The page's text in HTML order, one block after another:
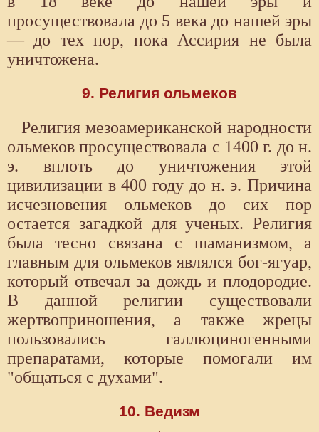
просуществовала до 5 века до нашей эры
— до тех пор, пока Ассирия не была
уничтожена.
9. Религия ольмеков
Религия мезоамериканской народности
ольмеков просуществовала с 1400 г. до н.
э. вплоть до уничтожения этой
цивилизации в 400 году до н. э. Причина
исчезновения ольмеков до сих пор
остается загадкой для ученых. Религия
была тесно связана с шаманизмом, а
главным для ольмеков являлся бог-ягуар,
который отвечал за дождь и плодородие.
В данной религии существовали
жертвоприношения, а также жрецы
пользовались галлюциногенными
препаратами, которые помогали им
"общаться с духами".
10. Ведизм